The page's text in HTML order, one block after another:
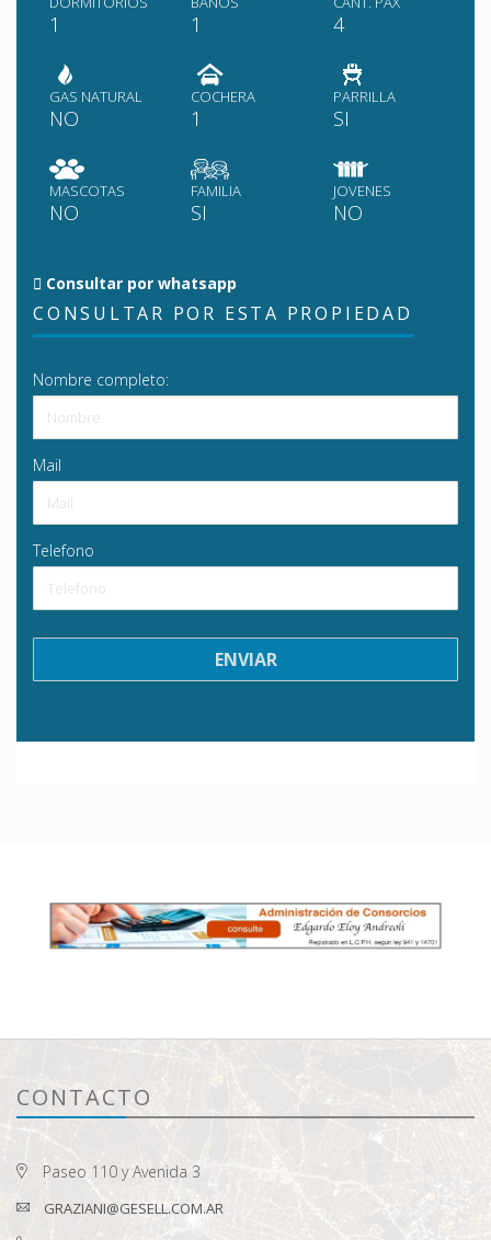
1 1 4
GAS NATURAL
NO
COCHERA
1
PARRILLA
SI
MASCOTAS
NO
FAMILIA
SI
JOVENES
NO
Consultar por whatsapp
CONSULTAR POR ESTA PROPIEDAD
Nombre completo:
Mail
Telefono
CONTACTO
Paseo 110 y Avenida 3
GRAZIANI@GESELL.COM.AR